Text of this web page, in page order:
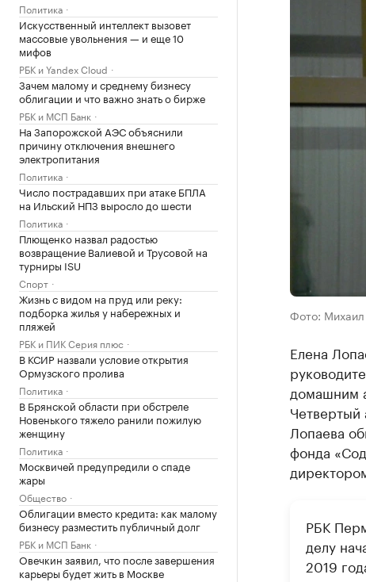
Политика
Искусственный интеллект вызовет
массовые увольнения — и еще 10
мифов
РБК и Yandex Cloud
Зачем малому и среднему бизнесу
облигации и что важно знать о бирже
РБК и МСП Банк
На Запорожской АЭС объяснили
причину отключения внешнего
электропитания
Политика
Число пострадавших при атаке БПЛА
на Ильский НПЗ выросло до шести
Политика
Плющенко назвал радостью
возвращение Валиевой и Трусовой на
турниры ISU
Спорт
Жизнь с видом на пруд или реку:
подборка жилья у набережных и
пляжей
РБК и ПИК Серия плюс
В КСИР назвали условие открытия
Ормузского пролива
Политика
В Брянской области при обстреле
Новенького тяжело ранили пожилую
женщину
Политика
Москвичей предупредили о спаде
жары
Общество
Облигации вместо кредита: как малому
бизнесу разместить публичный долг
РБК и МСП Банк
Овечкин заявил, что после завершения
карьеры будет жить в Москве
Фото:
Елена
домашним
Лопаева
фонда
РБК
делу
2019